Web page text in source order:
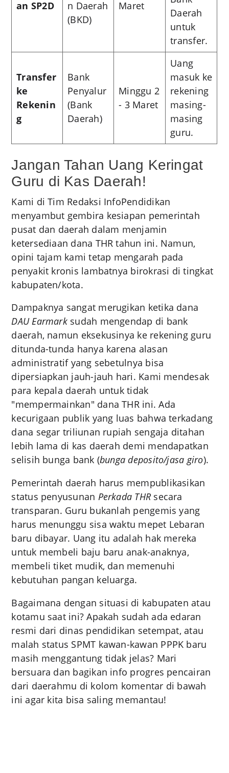
an SP2D
n Daerah
(BKD)
Maret
Daerah
untuk
transfer.
Transfer
ke
Rekenin
g
Bank
Penyalur
(Bank
Daerah)
Minggu 2
- 3 Maret
Uang
masuk ke
rekening
masing-
masing
guru.
Jangan Tahan Uang Keringat
Guru di Kas Daerah!
Kami di Tim Redaksi InfoPendidikan
menyambut gembira kesiapan pemerintah
pusat dan daerah dalam menjamin
ketersediaan dana THR tahun ini. Namun,
opini tajam kami tetap mengarah pada
penyakit kronis lambatnya birokrasi di tingkat
kabupaten/kota.
Dampaknya sangat merugikan ketika dana
DAU Earmarksudah mengendap di bank
daerah, namun eksekusinya ke rekening guru
ditunda-tunda hanya karena alasan
administratif yang sebetulnya bisa
dipersiapkan jauh-jauh hari. Kami mendesak
para kepala daerah untuk tidak
"mempermainkan" dana THR ini. Ada
kecurigaan publik yang luas bahwa terkadang
dana segar triliunan rupiah sengaja ditahan
lebih lama di kas daerah demi mendapatkan
selisih bunga bank (bunga deposito/jasa giro).
Pemerintah daerah harus mempublikasikan
status penyusunan Perkada THRsecara
transparan. Guru bukanlah pengemis yang
harus menunggu sisa waktu mepet Lebaran
baru dibayar. Uang itu adalah hak mereka
untuk membeli baju baru anak-anaknya,
membeli tiket mudik, dan memenuhi
kebutuhan pangan keluarga.
Bagaimana dengan situasi di kabupaten atau
kotamu saat ini? Apakah sudah ada edaran
resmi dari dinas pendidikan setempat, atau
malah status SPMT kawan-kawan PPPK baru
masih menggantung tidak jelas? Mari
bersuara dan bagikan info progres pencairan
dari daerahmu di kolom komentar di bawah
ini agar kita bisa saling memantau!